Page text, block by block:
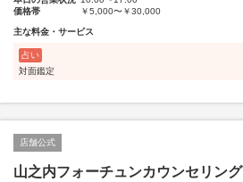
価格帯
￥5,000〜￥30,000
主な料金・サービス
占い
対面鑑定
店舗公式
山之内フォーチュンカウンセリング